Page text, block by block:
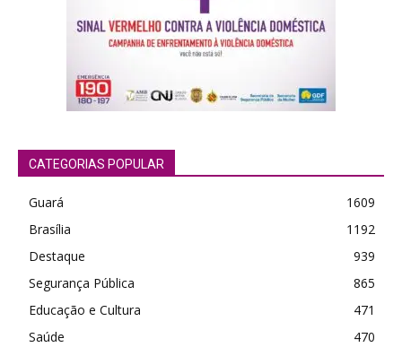
CATEGORIAS POPULAR
Guará
1609
Brasília
1192
Destaque
939
Segurança Pública
865
Educação e Cultura
471
Saúde
470